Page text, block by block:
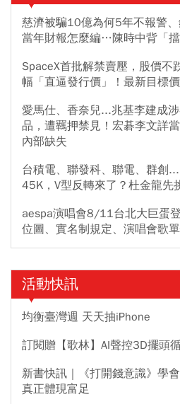
慈濟被騙10億為何5年不報警、
當年財報怎麼編…陳時中背「
SpaceX首批解禁賣壓，股價不
幅「直逼發行價」！最新目標
愛馬仕、香奈兒...兆基李建成
品，遭羈押禁見！宏碁李文詳
內部缺失
台積電、聯發科、聯電、群創
45K，V型反轉來了？杜金龍先
aespa演唱會8/11台北大巨蛋
位圖、實名制規定、演唱會歌
活動快訊
均衡臺灣週 天天抽iPhone
訂閱贈【歌林】AI聲控3D擺頭
新書快訊｜《打開錢意識》學
真正體現富足